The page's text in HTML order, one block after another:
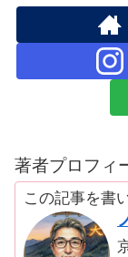
著者プロフィ
この記事を書